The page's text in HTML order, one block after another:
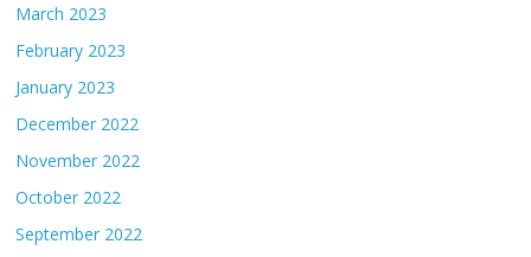
March 2023
February 2023
January 2023
December 2022
November 2022
October 2022
September 2022